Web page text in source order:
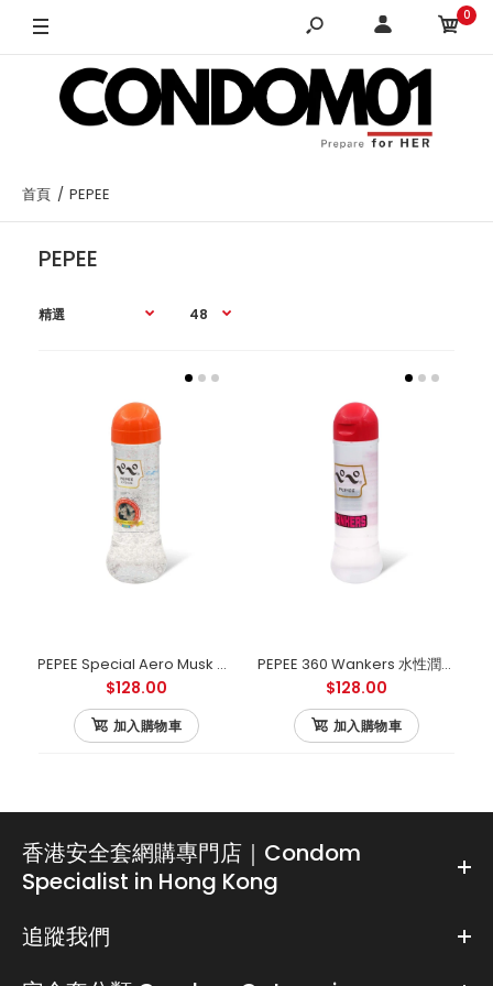
0
首頁 PEPEE
PEPEE
PEPEE Special Aero Musk 水性潤滑劑 360ml
$128.00
加入購物車
PEPEE 360 Wankers 水性潤滑劑 360ml
$128.00
加入購物車
香港安全套網購專門店｜Condom
Specialist in Hong Kong
追蹤我們